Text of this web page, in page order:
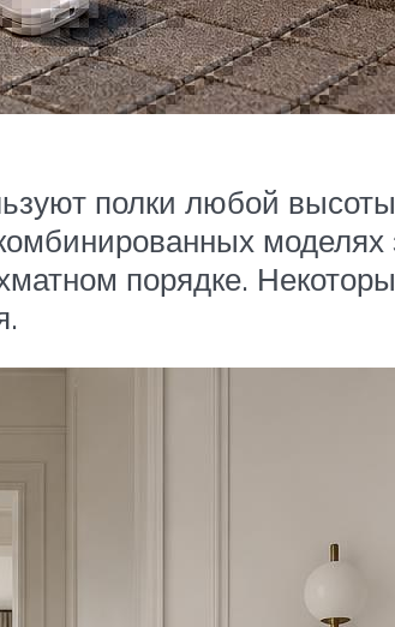
полки любой
порядке.